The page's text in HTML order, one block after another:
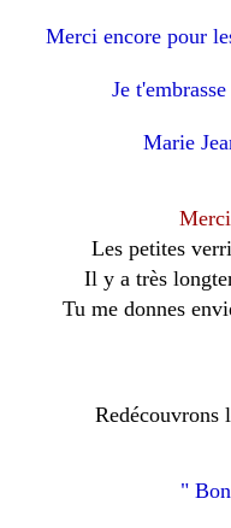
Merci encore pour
Je
Marie
Les petites
Il y a très
Tu me donnes
Redécouvrons
"